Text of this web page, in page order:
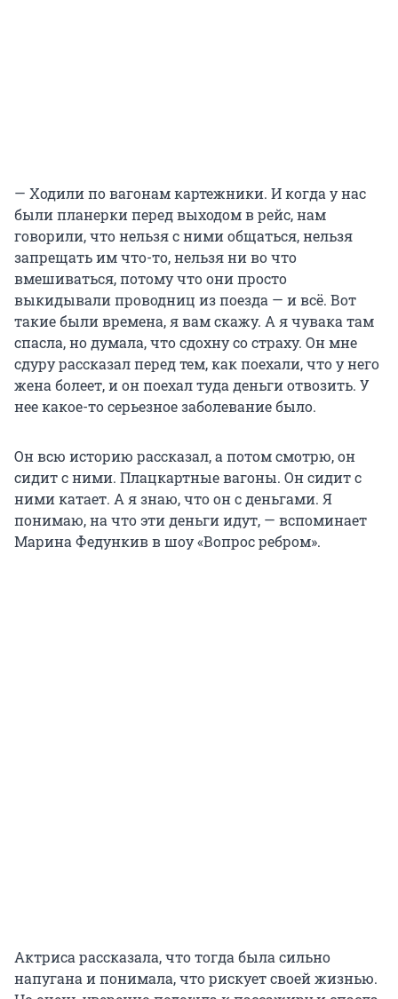
— Ходили по вагонам картежники. И когда у нас
были планерки перед выходом в рейс, нам
говорили, что нельзя с ними общаться, нельзя
запрещать им что-то, нельзя ни во что
вмешиваться, потому что они просто
выкидывали проводниц из поезда — и всё. Вот
такие были времена, я вам скажу. А я чувака там
спасла, но думала, что сдохну со страху. Он мне
сдуру рассказал перед тем, как поехали, что у него
жена болеет, и он поехал туда деньги отвозить. У
нее какое-то серьезное заболевание было.
Он всю историю рассказал, а потом смотрю, он
сидит с ними. Плацкартные вагоны. Он сидит с
ними катает. А я знаю, что он с деньгами. Я
понимаю, на что эти деньги идут, — вспоминает
Марина Федункив в шоу «Вопрос ребром».
Актриса рассказала, что тогда была сильно
напугана и понимала, что рискует своей жизнью.